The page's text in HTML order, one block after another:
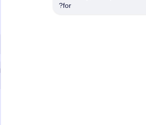
for?